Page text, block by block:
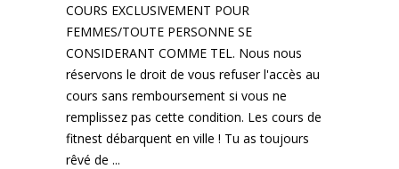
COURS EXCLUSIVEMENT POUR
FEMMES/TOUTE PERSONNE SE
CONSIDERANT COMME TEL. Nous nous
réservons le droit de vous refuser l'accès au
cours sans remboursement si vous ne
remplissez pas cette condition. Les cours de
fitnest débarquent en ville ! Tu as toujours
rêvé de